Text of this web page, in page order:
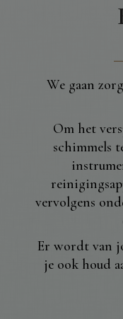
We gaan
Om het
schimmels
vervolgens
Er wordt van
je ook houd